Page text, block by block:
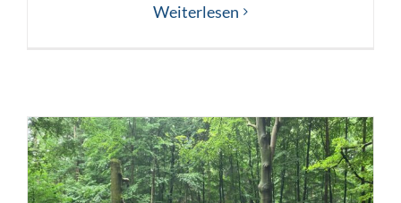
Weiterlesen